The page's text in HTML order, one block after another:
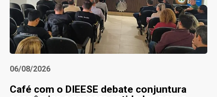
06/08/2026
Café com o DIEESE debate conjuntura